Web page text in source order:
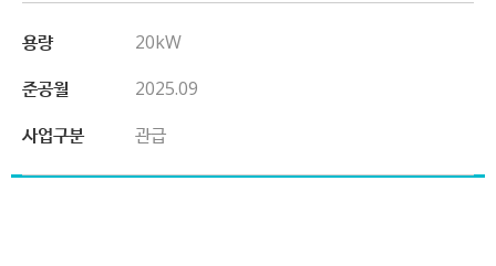
용량
20kW
준공월
2025.09
사업구분
관급